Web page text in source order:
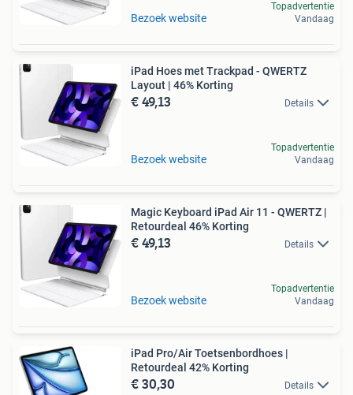
Bezoek website
Topadvertentie
Vandaag
iPad Hoes met Trackpad - QWERTZ
Layout | 46% Korting
€ 49,13 Details
Bezoek website
Topadvertentie
Vandaag
Magic Keyboard iPad Air 11 - QWERTZ |
Retourdeal 46% Korting
€ 49,13 Details
Bezoek website
Topadvertentie
Vandaag
iPad Pro/Air Toetsenbordhoes |
Retourdeal 42% Korting
€ 30,30 Details